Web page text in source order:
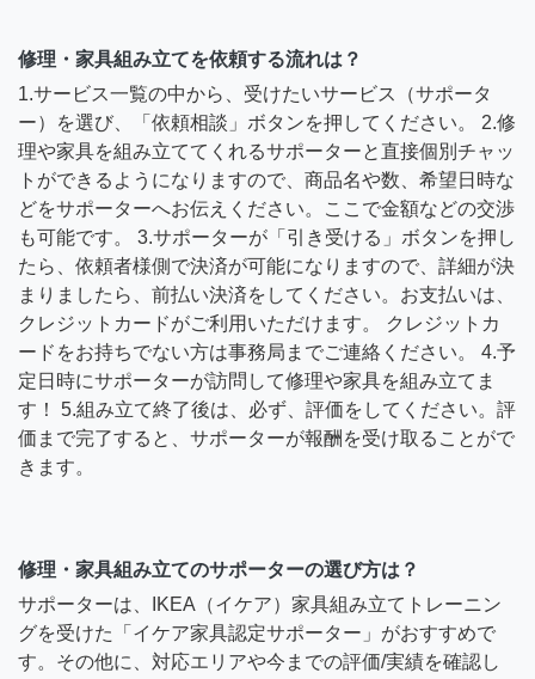
修理・家具組み立てを依頼する流れは？
1.サービス一覧の中から、受けたいサービス（サポータ
ー）を選び、「依頼相談」ボタンを押してください。 2.修
理や家具を組み立ててくれるサポーターと直接個別チャッ
トができるようになりますので、商品名や数、希望日時な
どをサポーターへお伝えください。ここで金額などの交渉
も可能です。 3.サポーターが「引き受ける」ボタンを押し
たら、依頼者様側で決済が可能になりますので、詳細が決
まりましたら、前払い決済をしてください。お支払いは、
クレジットカードがご利用いただけます。 クレジットカ
ードをお持ちでない方は事務局までご連絡ください。 4.予
定日時にサポーターが訪問して修理や家具を組み立てま
す！ 5.組み立て終了後は、必ず、評価をしてください。評
価まで完了すると、サポーターが報酬を受け取ることがで
きます。
修理・家具組み立てのサポーターの選び方は？
サポーターは、IKEA（イケア）家具組み立てトレーニン
グを受けた「イケア家具認定サポーター」がおすすめで
す。その他に、対応エリアや今までの評価/実績を確認し